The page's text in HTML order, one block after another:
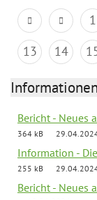
1
13
14
Bericht - Neues
364 kB
Information -
255 kB
Bericht - Neues